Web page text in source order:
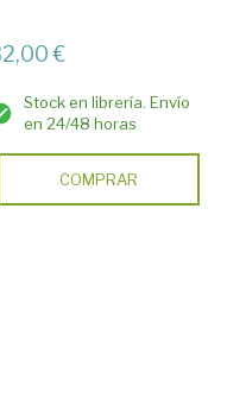
€
Stock en librería. Envío
en 24/48 horas
COMPRAR